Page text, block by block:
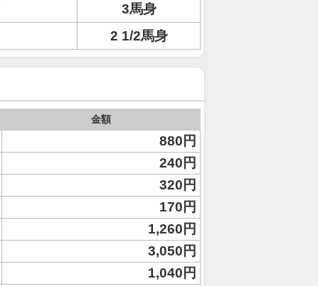
3馬身
2 1/2馬身
金額
880円
240円
320円
170円
1,260円
3,050円
1,040円